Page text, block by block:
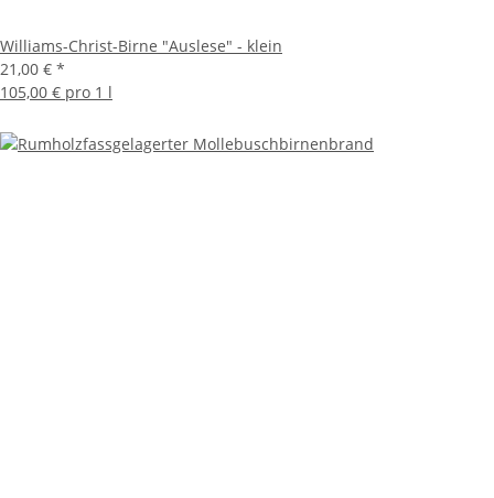
Williams-Christ-Birne "Auslese" - klein
21,00 € *
105,00 € pro 1 l